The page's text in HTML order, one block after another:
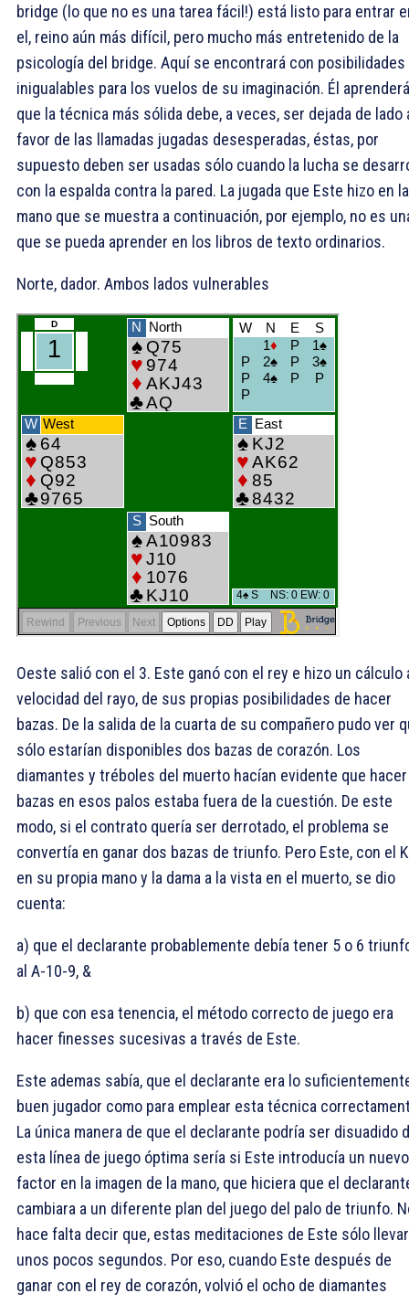
bridge (lo que no es una tarea fácil!) está listo para entrar
el, reino aún más difícil, pero mucho más entretenido de la
psicología del bridge. Aquí se encontrará con posibilidades
inigualables para los vuelos de su imaginación. Él aprenderá
que la técnica más sólida debe, a veces, ser dejada de lado
favor de las llamadas jugadas desesperadas, éstas, por
supuesto deben ser usadas sólo cuando la lucha se
con la espalda contra la pared. La jugada que Este hizo en la
mano que se muestra a continuación, por ejemplo, no es
que se pueda aprender en los libros de texto ordinarios.
Norte, dador. Ambos lados vulnerables
Oeste salió con el 3. Este ganó con el rey e hizo un cálculo
velocidad del rayo, de sus propias posibilidades de hacer
bazas. De la salida de la cuarta de su compañero pudo ver
sólo estarían disponibles dos bazas de corazón. Los
diamantes y tréboles del muerto hacían evidente que hacer
bazas en esos palos estaba fuera de la cuestión. De este
modo, si el contrato quería ser derrotado, el problema se
convertía en ganar dos bazas de triunfo. Pero Este, con el
en su propia mano y la dama a la vista en el muerto, se dio
cuenta:
a) que el declarante probablemente debía tener 5 o 6
al A-10-9, &
b) que con esa tenencia, el método correcto de juego era
hacer finesses sucesivas a través de Este.
Este ademas sabía, que el declarante era lo
buen jugador como para emplear esta técnica
La única manera de que el declarante podría ser disuadido
esta línea de juego óptima sería si Este introducía un nuevo
factor en la imagen de la mano, que hiciera que el
cambiara a un diferente plan del juego del palo de triunfo.
hace falta decir que, estas meditaciones de Este sólo
unos pocos segundos. Por eso, cuando Este después de
ganar con el rey de corazón, volvió el ocho de diamantes